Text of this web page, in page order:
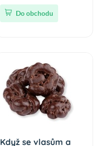
Do obchodu
Když se vlasům a